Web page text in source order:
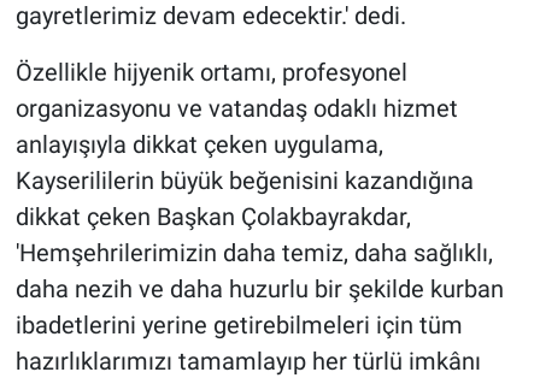
gayretlerimiz devam edecektir.' dedi.
Özellikle hijyenik ortamı, profesyonel
organizasyonu ve vatandaş odaklı hizmet
anlayışıyla dikkat çeken uygulama,
Kayserililerin büyük beğenisini kazandığına
dikkat çeken Başkan Çolakbayrakdar,
'Hemşehrilerimizin daha temiz, daha sağlıklı,
daha nezih ve daha huzurlu bir şekilde kurban
ibadetlerini yerine getirebilmeleri için tüm
hazırlıklarımızı tamamlayıp her türlü imkânı